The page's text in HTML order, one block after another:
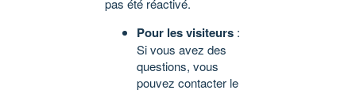
pas été réactivé.
Pour les visiteurs :
Si vous avez des
questions, vous
pouvez contacter le